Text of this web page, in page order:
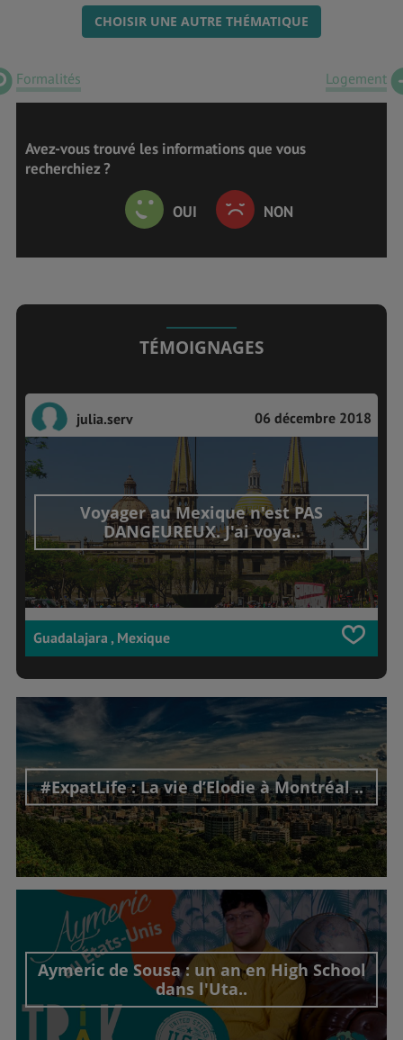
CHOISIR UNE AUTRE THÉMATIQUE
Formalités Logement
Avez-vous trouvé les informations que vous
recherchiez ?
OUI NON
TÉMOIGNAGES
julia.serv 06 décembre 2018
Voyager au Mexique n'est PAS
DANGEUREUX. J'ai voya..
Guadalajara , Mexique
#ExpatLife : La vie d’Elodie à Montréal ..
Découvrir cet interview
Aymeric de Sousa : un an en High School
dans l'Uta..